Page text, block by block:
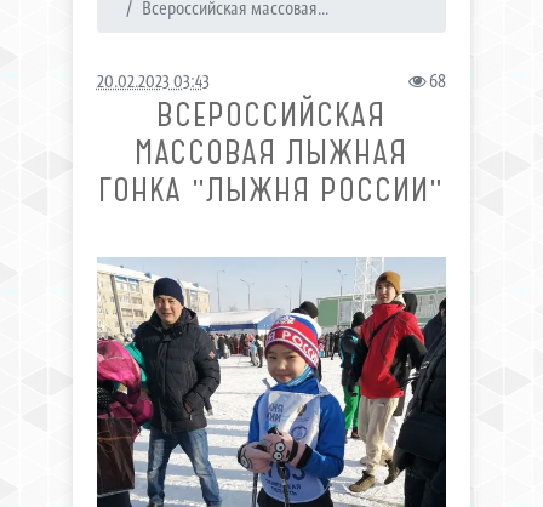
Всероссийская массовая...
20.02.2023 03:43 68
ВСЕРОССИЙСКАЯ
МАССОВАЯ ЛЫЖНАЯ
ГОНКА "ЛЫЖНЯ РОССИИ"